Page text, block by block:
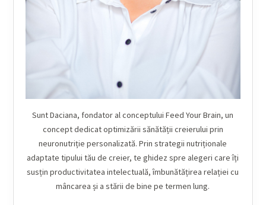
Sunt Daciana, fondator al conceptului Feed Your Brain, un
concept dedicat optimizării sănătății creierului prin
neuronutriție personalizată. Prin strategii nutriționale
adaptate tipului tău de creier, te ghidez spre alegeri care îți
susțin productivitatea intelectuală, îmbunătățirea relației cu
mâncarea și a stării de bine pe termen lung.